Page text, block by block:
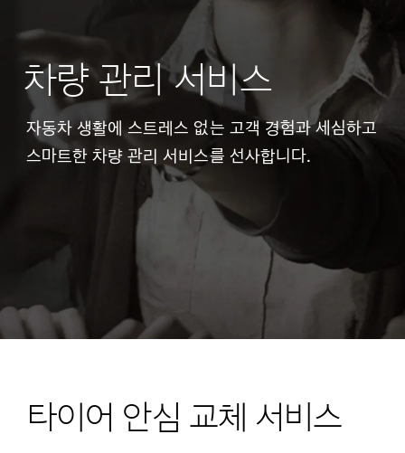
차량 관리 서비스
자동차 생활에 스트레스 없는 고객 경험과 세심하고
스마트한 차량 관리 서비스를 선사합니다.
타이어 안심 교체 서비스